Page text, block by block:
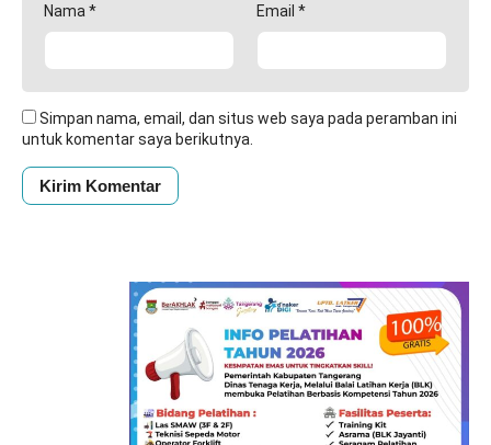
Nama * Email *
Simpan nama, email, dan situs web saya pada peramban ini
untuk komentar saya berikutnya.